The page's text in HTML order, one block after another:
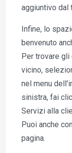
aggiuntivo dal
Infine, lo
benvenuto
Per trovare gli
vicino,
nel menu
sinistra, fai
Servizi alla
Puoi anche
pagina.